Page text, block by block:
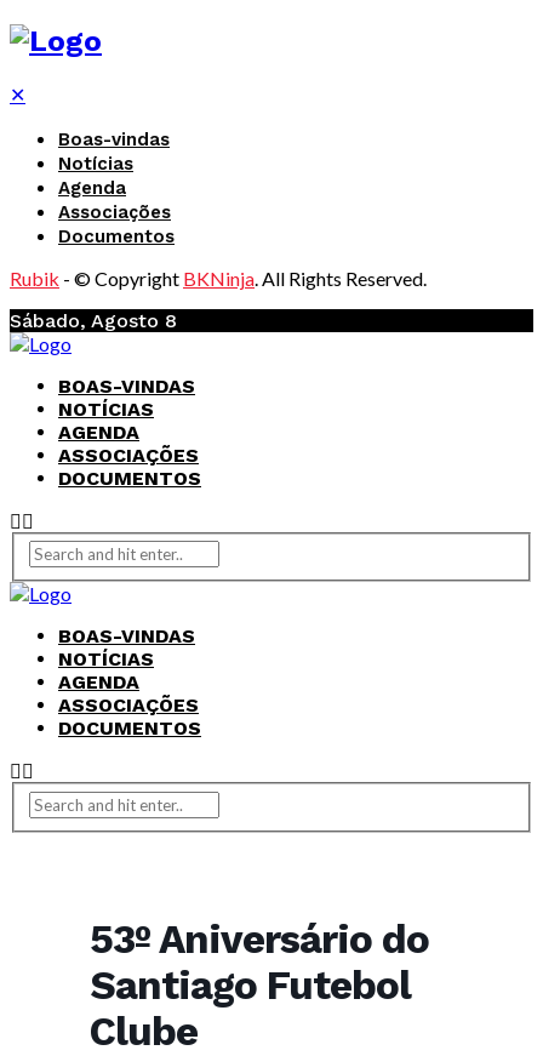
✕
Boas-vindas
Notícias
Agenda
Associações
Documentos
Rubik - © Copyright BKNinja. All Rights Reserved.
Sábado, Agosto 8
BOAS-VINDAS
NOTÍCIAS
AGENDA
ASSOCIAÇÕES
DOCUMENTOS
BOAS-VINDAS
NOTÍCIAS
AGENDA
ASSOCIAÇÕES
DOCUMENTOS
53º Aniversário do
Santiago Futebol
Clube